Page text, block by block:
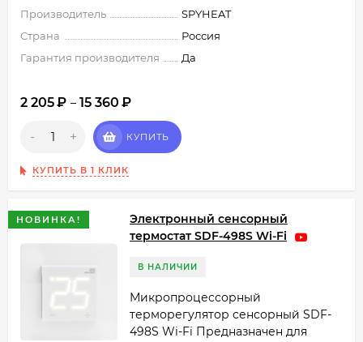
Производитель
SPYHEAT
Страна
Россия
Гарантия производителя
Да
2 205₽ – 15 360 ₽
- + КУПИТЬ
КУПИТЬ В 1 КЛИК
НОВИНКА!
Электронный сенсорный
термостат SDF-498S Wi-Fi
В НАЛИЧИИ
Микропроцессорный
терморегулятор сенсорный SDF-
498S Wi-Fi Предназначен для